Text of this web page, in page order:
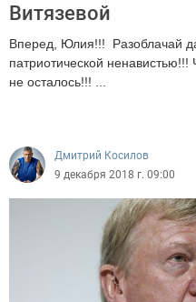
Витязевой
Вперед, Юлия!!! Разоблачай
патриотической
не осталось!!! ...
Дмитрий Косилов
9 декабря 2018 г. 09:00